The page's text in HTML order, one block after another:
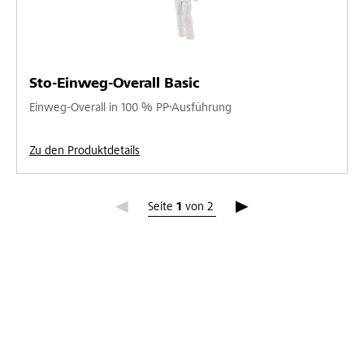
Sto-Einweg-Overall Basic
Einweg-Overall in 100 % PP-Ausführung
Zu den Produktdetails
Seite 1 von 2
Seite 1